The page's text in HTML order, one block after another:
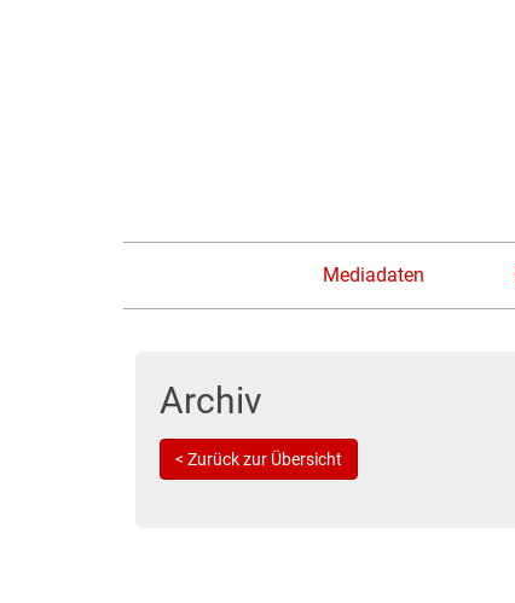
Mediadaten
Archiv
< Zurück zur Übersicht